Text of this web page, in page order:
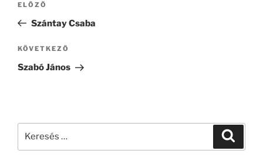
Korábbi
bejegyzés
ELŐZŐ
Szántay Csaba
Következő
bejegyzés
KÖVETKEZŐ
Szabó János